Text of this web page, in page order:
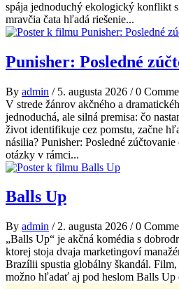
spája jednoduchý ekologický konflikt
mravčia čata hľadá riešenie...
Punisher: Posledné
By admin / 5. augusta 2026 /0
V strede žánrov akčného a
jednoduchá, ale silná premisa: čo
život identifikuje cez pomstu, začne
násilia? Punisher: Posledné
otázky v rámci...
Balls Up
By admin / 2. augusta 2026 /0
„Balls Up“ je akčná komédia s
ktorej stoja dvaja marketingoví
Brazílii spustia globálny škandál.
možno hľadať aj pod heslom Balls Up